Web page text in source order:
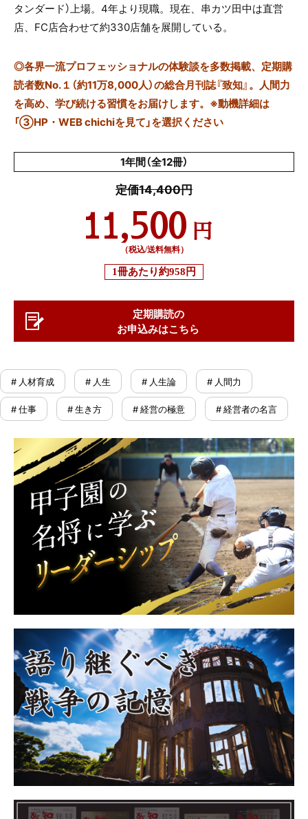
タンダード）上場。4年より現職。現在、串カツ田中は直営
店、FC店合わせて約330店舗を展開している。
◎各界一流プロフェッショナルの体験談を多数掲載、定期購
読者数No.１（約11万8,000人）の総合月刊誌『致知』。人間力
を高め、学び続ける習慣をお届けします。※動機詳細は
「③HP・WEB chichiを見て」を選択ください
1年間（全12冊）
定価14,400円
11,500 円
（税込/送料無料）
1冊あたり約958円
定期購読の
お申込みはこちら
# 人材育成 # 人生 # 人生論 # 人間力
# 仕事 # 生き方 # 経営の極意 # 経営者の名言